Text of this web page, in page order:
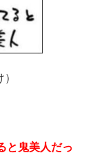
と鬼美人だっ